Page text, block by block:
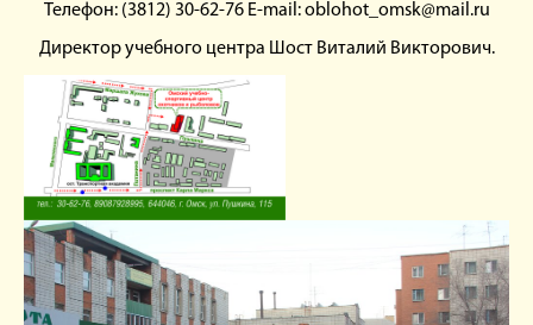
Телефон: (3812) 30-62-76 E-mail: oblohot_omsk@mail.ru
Директор учебного центра Шост Виталий Викторович.